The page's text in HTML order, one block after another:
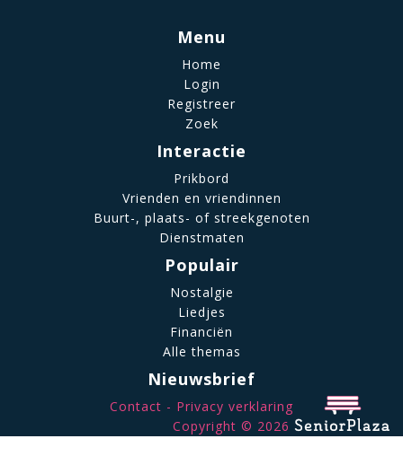
Menu
Home
Login
Registreer
Zoek
Interactie
Prikbord
Vrienden en vriendinnen
Buurt-, plaats- of streekgenoten
Dienstmaten
Populair
Nostalgie
Liedjes
Financiën
Alle themas
Nieuwsbrief
Contact
Privacy verklaring
Copyright © 2026